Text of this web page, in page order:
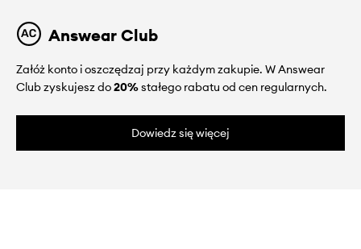
Answear Club
Załóż konto i oszczędzaj przy każdym zakupie. W Answear
Club zyskujesz do20%stałego rabatu od cen regularnych.
Dowiedz się więcej